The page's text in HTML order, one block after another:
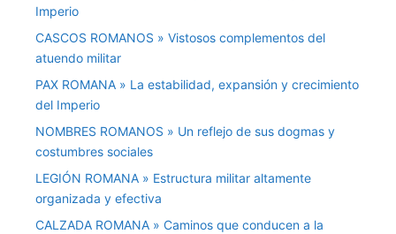
Imperio
CASCOS ROMANOS » Vistosos complementos del
atuendo militar
PAX ROMANA » La estabilidad, expansión y crecimiento
del Imperio
NOMBRES ROMANOS » Un reflejo de sus dogmas y
costumbres sociales
LEGIÓN ROMANA » Estructura militar altamente
organizada y efectiva
CALZADA ROMANA » Caminos que conducen a la